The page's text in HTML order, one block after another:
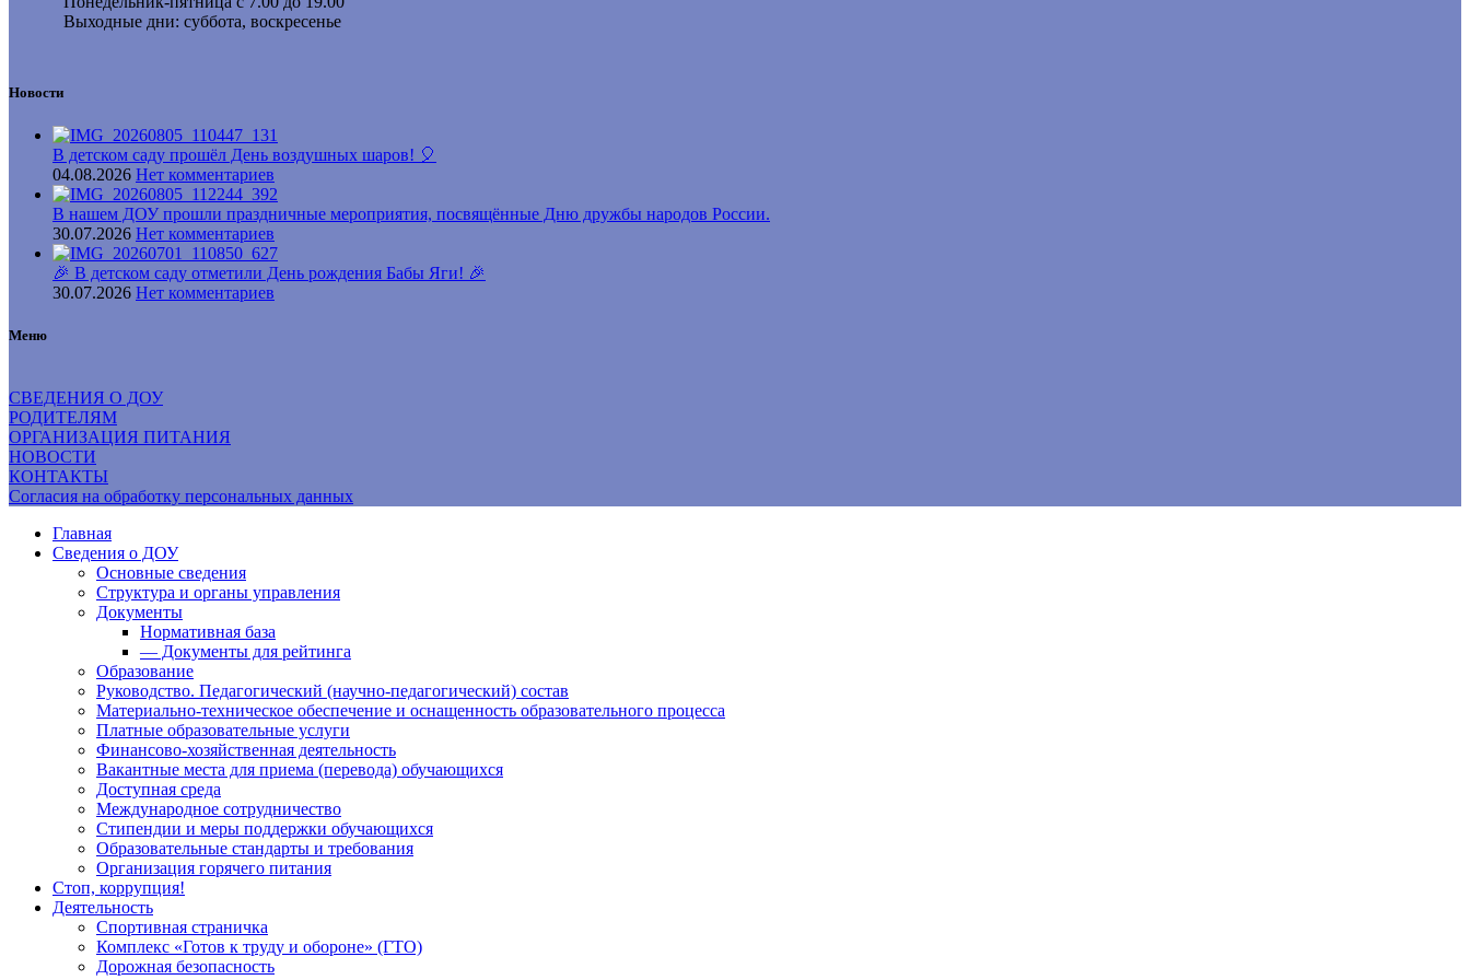
Выходные дни: суббота, воскресенье
Новости
В детском саду прошёл День воздушных шаров! 🎈
04.08.2026 Нет комментариев
В нашем ДОУ прошли праздничные мероприятия, посвящённые Дню дружбы народов России.
30.07.2026 Нет комментариев
🎉 В детском саду отметили День рождения Бабы Яги! 🎉
30.07.2026 Нет комментариев
Меню
СВЕДЕНИЯ О ДОУ
РОДИТЕЛЯМ
ОРГАНИЗАЦИЯ ПИТАНИЯ
НОВОСТИ
КОНТАКТЫ
Согласия на обработку персональных данных
Главная
Сведения о ДОУ
Основные сведения
Структура и органы управления
Документы
Нормативная база
— Документы для рейтинга
Образование
Руководство. Педагогический (научно-педагогический) состав
Материально-техническое обеспечение и оснащенность образовательного процесса
Платные образовательные услуги
Финансово-хозяйственная деятельность
Вакантные места для приема (перевода) обучающихся
Доступная среда
Международное сотрудничество
Стипендии и меры поддержки обучающихся
Образовательные стандарты и требования
Организация горячего питания
Стоп, коррупция!
Деятельность
Спортивная страничка
Комплекс «Готов к труду и обороне» (ГТО)
Дорожная безопасность